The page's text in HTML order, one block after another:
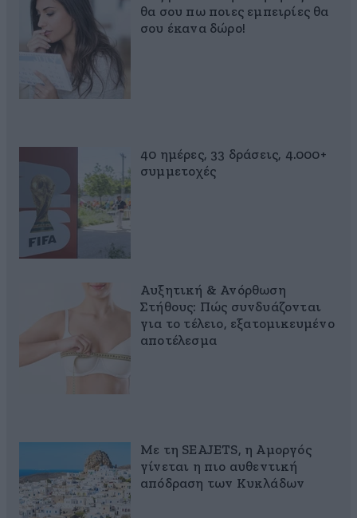
θα σου πω ποιες εμπειρίες θα
σου έκανα δώρο!
40 ημέρες, 33 δράσεις, 4.000+
συμμετοχές
Αυξητική & Ανόρθωση
Στήθους: Πώς συνδυάζονται
για το τέλειο, εξατομικευμένο
αποτέλεσμα
Με τη SEAJETS, η Αμοργός
γίνεται η πιο αυθεντική
απόδραση των Κυκλάδων